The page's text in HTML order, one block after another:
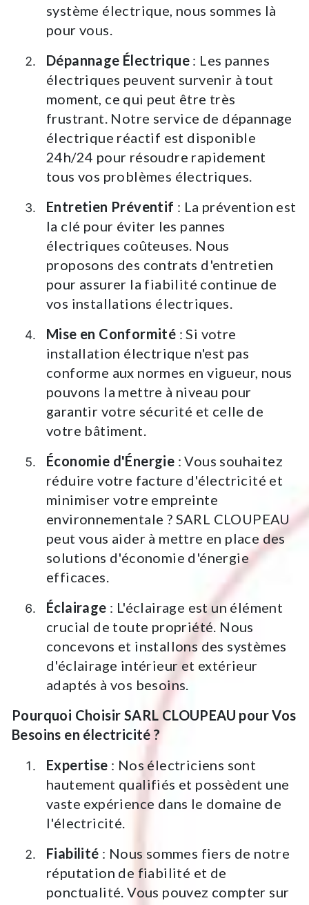
système électrique, nous sommes là
pour vous.
Dépannage Électrique : Les pannes
électriques peuvent survenir à tout
moment, ce qui peut être très
frustrant. Notre service de dépannage
électrique réactif est disponible
24h/24 pour résoudre rapidement
tous vos problèmes électriques.
Entretien Préventif : La prévention est
la clé pour éviter les pannes
électriques coûteuses. Nous
proposons des contrats d'entretien
pour assurer la fiabilité continue de
vos installations électriques.
Mise en Conformité : Si votre
installation électrique n'est pas
conforme aux normes en vigueur, nous
pouvons la mettre à niveau pour
garantir votre sécurité et celle de
votre bâtiment.
Économie d'Énergie : Vous souhaitez
réduire votre facture d'électricité et
minimiser votre empreinte
environnementale ? SARL CLOUPEAU
peut vous aider à mettre en place des
solutions d'économie d'énergie
efficaces.
Éclairage : L'éclairage est un élément
crucial de toute propriété. Nous
concevons et installons des systèmes
d'éclairage intérieur et extérieur
adaptés à vos besoins.
Pourquoi Choisir SARL CLOUPEAU pour Vos
Besoins en électricité ?
Expertise : Nos électriciens sont
hautement qualifiés et possèdent une
vaste expérience dans le domaine de
l'électricité.
Fiabilité : Nous sommes fiers de notre
réputation de fiabilité et de
ponctualité. Vous pouvez compter sur